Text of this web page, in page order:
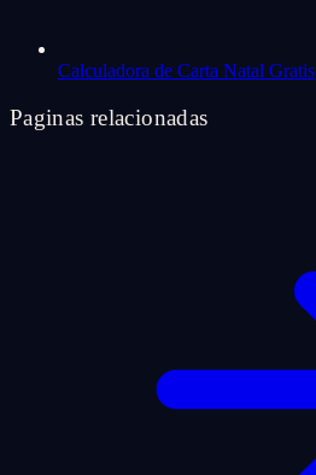
Calculadora de Carta Natal Gratis
Paginas relacionadas